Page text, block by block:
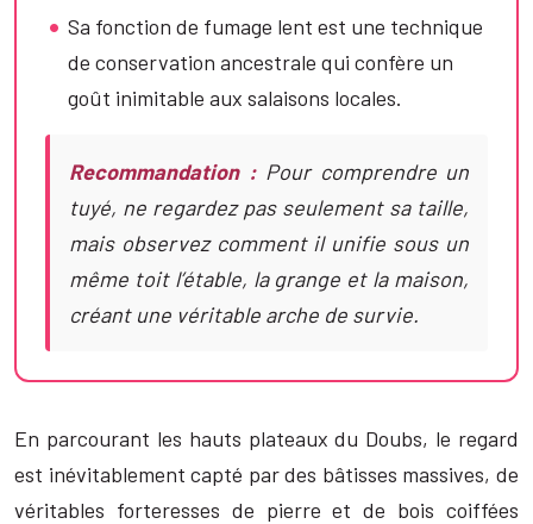
Sa fonction de fumage lent est une technique
de conservation ancestrale qui confère un
goût inimitable aux salaisons locales.
Recommandation :Pour comprendre un
tuyé, ne regardez pas seulement sa taille,
mais observez comment il unifie sous un
même toit l’étable, la grange et la maison,
créant une véritable arche de survie.
En parcourant les hauts plateaux du Doubs, le regard
est inévitablement capté par des bâtisses massives, de
véritables forteresses de pierre et de bois coiffées